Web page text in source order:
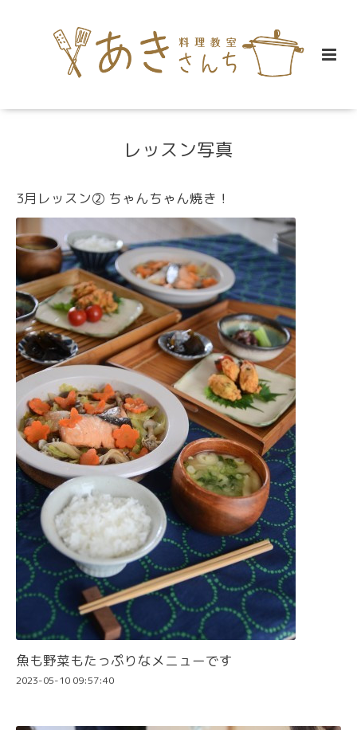
レッスン写真
3月レッスン② ちゃんちゃん焼き！
魚も野菜もたっぷりなメニューです
2023-05-10 09:57:40